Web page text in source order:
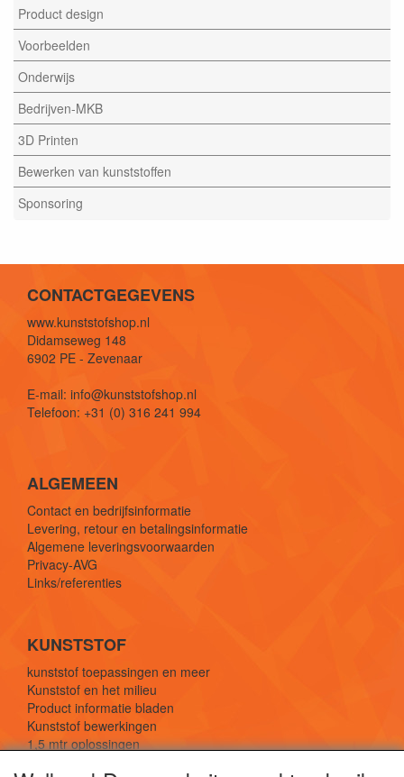
Product design
Voorbeelden
Onderwijs
Bedrijven-MKB
3D Printen
Bewerken van kunststoffen
Sponsoring
CONTACTGEGEVENS
www.kunststofshop.nl
Didamseweg 148
6902 PE - Zevenaar
E-mail: info@kunststofshop.nl
Telefoon: +31 (0) 316 241 994
ALGEMEEN
Contact en bedrijfsinformatie
Levering, retour en betalingsinformatie
Algemene leveringsvoorwaarden
Privacy-AVG
Links/referenties
KUNSTSTOF
kunststof toepassingen en meer
Kunststof en het milieu
Product informatie bladen
Kunststof bewerkingen
1,5 mtr oplossingen